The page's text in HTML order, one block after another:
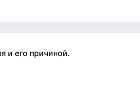
и его причиной.